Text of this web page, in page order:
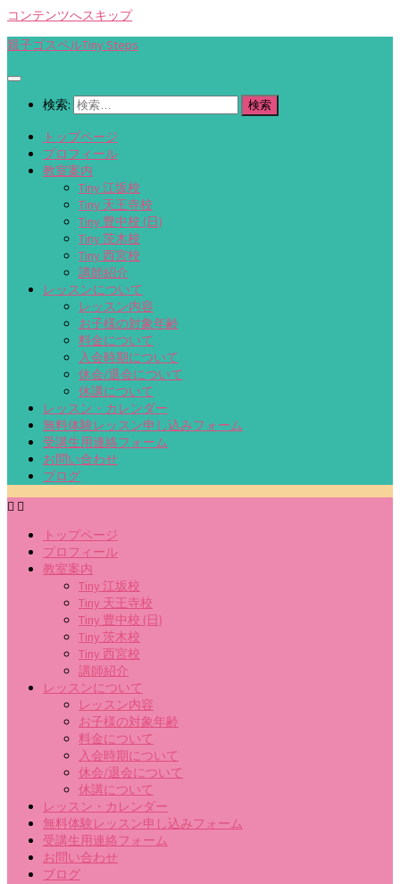
コンテンツへスキップ
親子ゴスペルTiny Steps
検索:
トップページ
プロフィール
教室案内
Tiny 江坂校
Tiny 天王寺校
Tiny 豊中校 (日)
Tiny 茨木校
Tiny 西宮校
講師紹介
レッスンについて
レッスン内容
お子様の対象年齢
料金について
入会時期について
休会/退会について
休講について
レッスン・カレンダー
無料体験レッスン申し込みフォーム
受講生用連絡フォーム
お問い合わせ
ブログ
トップページ
プロフィール
教室案内
Tiny 江坂校
Tiny 天王寺校
Tiny 豊中校 (日)
Tiny 茨木校
Tiny 西宮校
講師紹介
レッスンについて
レッスン内容
お子様の対象年齢
料金について
入会時期について
休会/退会について
休講について
レッスン・カレンダー
無料体験レッスン申し込みフォーム
受講生用連絡フォーム
お問い合わせ
ブログ